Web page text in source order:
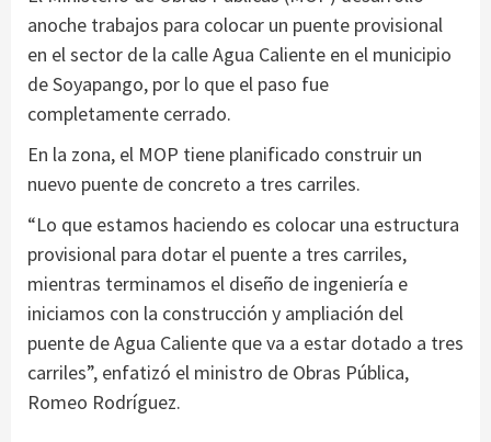
anoche trabajos para colocar un puente provisional
en el sector de la calle Agua Caliente en el municipio
de Soyapango, por lo que el paso fue
completamente cerrado.
En la zona, el MOP tiene planificado construir un
nuevo puente de concreto a tres carriles.
“Lo que estamos haciendo es colocar una estructura
provisional para dotar el puente a tres carriles,
mientras terminamos el diseño de ingeniería e
iniciamos con la construcción y ampliación del
puente de Agua Caliente que va a estar dotado a tres
carriles”, enfatizó el ministro de Obras Pública,
Romeo Rodríguez.